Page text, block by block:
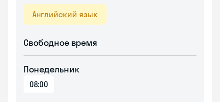
Английский язык
Свободное время
Понедельник
08:00